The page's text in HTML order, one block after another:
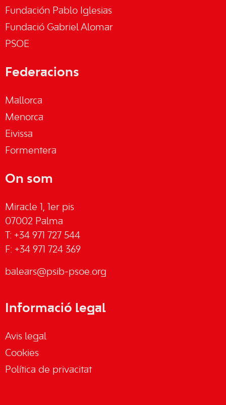
Fundación Pablo Iglesias
Fundació Gabriel Alomar
PSOE
Federacions
Mallorca
Menorca
Eivissa
Formentera
On som
Miracle 1, 1er pis
07002 Palma
T: +34 971 727 544
F: +34 971 724 369
balears@psib-psoe.org
Informació legal
Avis legal
Cookies
Política de privacitat